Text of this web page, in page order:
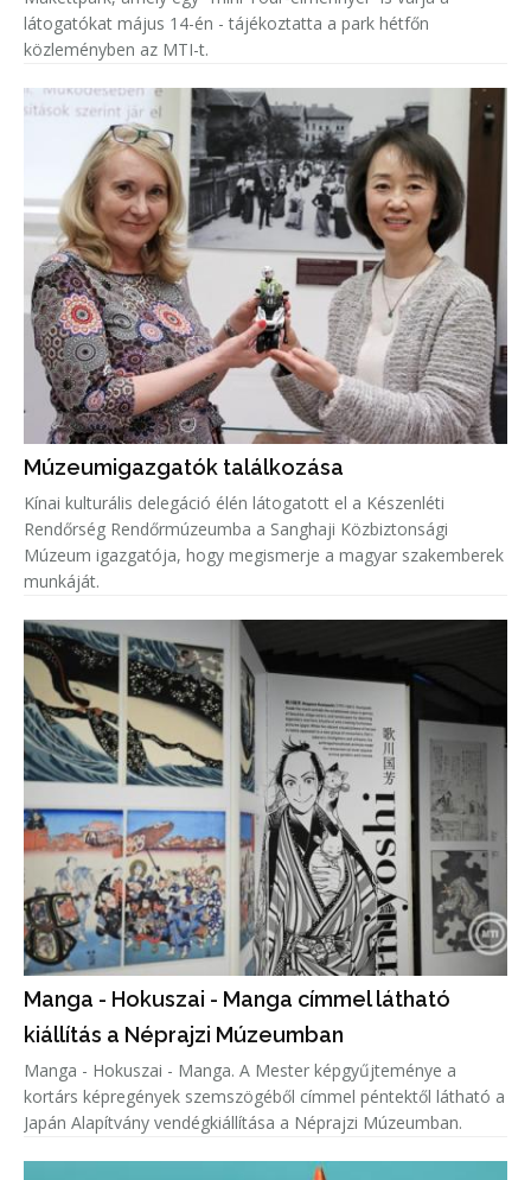
látogatókat május 14-én - tájékoztatta a park hétfőn
közleményben az MTI-t.
Múzeumigazgatók találkozása
Kínai kulturális delegáció élén látogatott el a Készenléti
Rendőrség Rendőrmúzeumba a Sanghaji Közbiztonsági
Múzeum igazgatója, hogy megismerje a magyar szakemberek
munkáját.
Manga - Hokuszai - Manga címmel látható
kiállítás a Néprajzi Múzeumban
Manga - Hokuszai - Manga. A Mester képgyűjteménye a
kortárs képregények szemszögéből címmel péntektől látható a
Japán Alapítvány vendégkiállítása a Néprajzi Múzeumban.